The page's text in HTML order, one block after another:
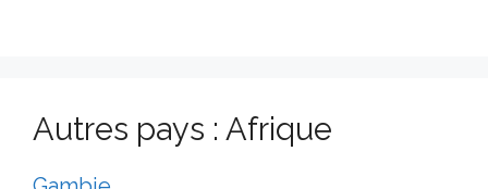
Autres pays : Afrique